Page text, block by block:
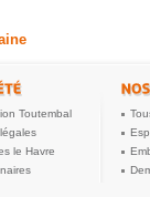
Toutembal
le Havre